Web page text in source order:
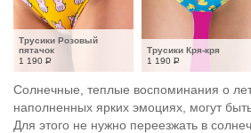
Трусики Розовый
пятачок
1 190 Р
Трусики Кря-кря
1 190 Р
Солнечные, теплые воспоминания о
наполненных ярких эмоциях, могут
Для этого не нужно переезжать в